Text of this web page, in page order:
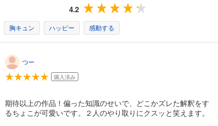
4.2
胸キュン ハッピー 感動する
つー
購入済み
期待以上の作品！偏った知識のせいで、どこかズレた解釈をす
るちょこが可愛いです。２人のやり取りにクスッと笑えます。